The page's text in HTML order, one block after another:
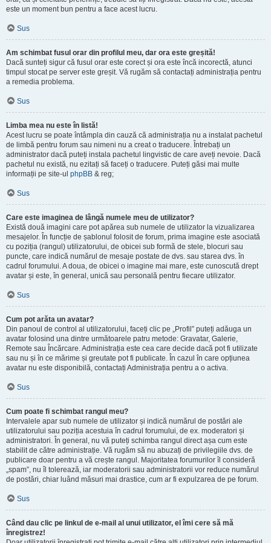
este un moment bun pentru a face acest lucru.
Sus
Am schimbat fusul orar din profilul meu, dar ora este greșită!
Dacă sunteți sigur că fusul orar este corect și ora este încă incorectă, atunci
timpul stocat pe server este greșit. Vă rugăm să contactați administrația pentru
a remedia problema.
Sus
Limba mea nu este în listă!
Acest lucru se poate întâmpla din cauză că administrația nu a instalat pachetul
de limbă pentru forum sau nimeni nu a creat o traducere. Întrebați un
administrator dacă puteți instala pachetul lingvistic de care aveți nevoie. Dacă
pachetul nu există, nu ezitați să faceți o traducere. Puteți găsi mai multe
informații pe site-ul phpBB & reg;
Sus
Care este imaginea de lângă numele meu de utilizator?
Există două imagini care pot apărea sub numele de utilizator la vizualizarea
mesajelor. În funcție de șablonul folosit de forum, prima imagine este asociată
cu poziția (rangul) utilizatorului, de obicei sub formă de stele, blocuri sau
puncte, care indică numărul de mesaje postate de dvs. sau starea dvs. în
cadrul forumului. A doua, de obicei o imagine mai mare, este cunoscută drept
avatar și este, în general, unică sau personală pentru fiecare utilizator.
Sus
Cum pot arăta un avatar?
Din panoul de control al utilizatorului, faceți clic pe „Profil” puteți adăuga un
avatar folosind una dintre următoarele patru metode: Gravatar, Galerie,
Remote sau Încărcare. Administrația este cea care decide dacă pot fi utilizate
sau nu și în ce mărime și greutate pot fi publicate. În cazul în care opțiunea
avatar nu este disponibilă, contactați Administrația pentru a o activa.
Sus
Cum poate fi schimbat rangul meu?
Intervalele apar sub numele de utilizator și indică numărul de postări ale
utilizatorului sau poziția acestuia în cadrul forumului, de ex. moderatori și
administratori. În general, nu vă puteți schimba rangul direct așa cum este
stabilit de către administrație. Vă rugăm să nu abuzați de privilegiile dvs. de
publicare doar pentru a vă crește rangul. Majoritatea forumurilor îl consideră
„spam”, nu îl tolerează, iar moderatorii sau administratorii vor reduce numărul
de postări, chiar luând măsuri mai drastice, cum ar fi expulzarea de pe forum.
Sus
Când dau clic pe linkul de e-mail al unui utilizator, el îmi cere să mă
înregistrez!